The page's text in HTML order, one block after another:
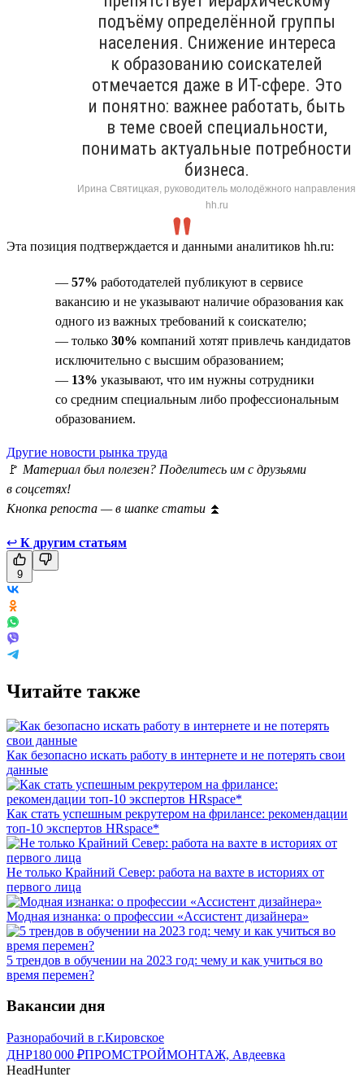
подъёму определённой группы
населения. Снижение интереса
к образованию соискателей
отмечается даже в ИТ-сфере. Это
и понятно: важнее работать, быть
в теме своей специальности,
понимать актуальные потребности
бизнеса.
Ирина Святицкая, руководитель молодёжного направления
hh.ru
Эта позиция подтверждается и данными аналитиков hh.ru:
— 57% работодателей публикуют в сервисе
вакансию и не указывают наличие образования как
одного из важных требований к соискателю;
— только 30% компаний хотят привлечь кандидатов
исключительно с высшим образованием;
— 13% указывают, что им нужны сотрудники
со средним специальным либо профессиональным
образованием.
Другие новости рынка труда
🚩 Материал был полезен? Поделитесь им с друзьями
в соцсетях!
Кнопка репоста — в шапке статьи ⏫
↩ К другим статьям
9
Читайте также
Как безопасно искать работу в интернете и не потерять свои
данные
Как стать успешным рекрутером на фрилансе: рекомендации
топ-10 экспертов HRspace*
Не только Крайний Север: работа на вахте в историях от
первого лица
Модная изнанка: о профессии «Ассистент дизайнера»
5 трендов в обучении на 2023 год: чему и как учиться во
время перемен?
Вакансии дня
Разнорабочий в г.Кировское
ДНР180 000 ₽ПРОМСТРОЙМОНТАЖ, Авдеевка
HeadHunter